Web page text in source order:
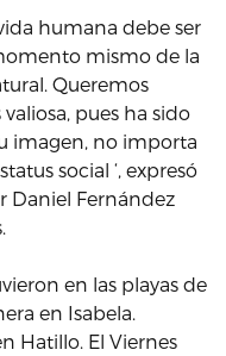
humana debe ser
mismo de la
Queremos
pues ha sido
imagen, no importa
social ‘, expresó
Daniel Fernández
en las playas de
en Isabela.
Hatillo. El Viernes